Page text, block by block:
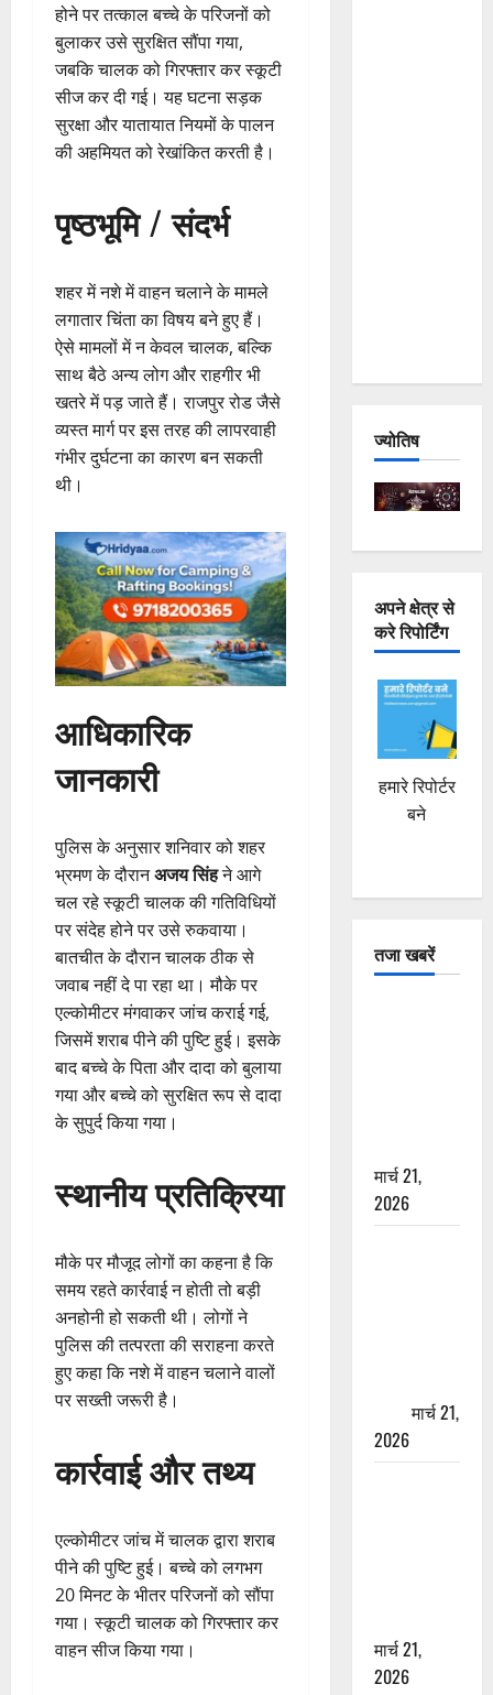
होने पर तत्काल बच्चे के परिजनों को
बुलाकर उसे सुरक्षित सौंपा गया,
जबकि चालक को गिरफ्तार कर स्कूटी
सीज कर दी गई। यह घटना सड़क
सुरक्षा और यातायात नियमों के पालन
की अहमियत को रेखांकित करती है।
पृष्ठभूमि / संदर्भ
शहर में नशे में वाहन चलाने के मामले
लगातार चिंता का विषय बने हुए हैं।
ऐसे मामलों में न केवल चालक, बल्कि
साथ बैठे अन्य लोग और राहगीर भी
खतरे में पड़ जाते हैं। राजपुर रोड जैसे
व्यस्त मार्ग पर इस तरह की लापरवाही
गंभीर दुर्घटना का कारण बन सकती
थी।
आधिकारिक
जानकारी
पुलिस के अनुसार शनिवार को शहर
भ्रमण के दौरानअजय सिंहने आगे
चल रहे स्कूटी चालक की गतिविधियों
पर संदेह होने पर उसे रुकवाया।
बातचीत के दौरान चालक ठीक से
जवाब नहीं दे पा रहा था। मौके पर
एल्कोमीटर मंगवाकर जांच कराई गई,
जिसमें शराब पीने की पुष्टि हुई। इसके
बाद बच्चे के पिता और दादा को बुलाया
गया और बच्चे को सुरक्षित रूप से दादा
के सुपुर्द किया गया।
स्थानीय प्रतिक्रिया
मौके पर मौजूद लोगों का कहना है कि
समय रहते कार्रवाई न होती तो बड़ी
अनहोनी हो सकती थी। लोगों ने
पुलिस की तत्परता की सराहना करते
हुए कहा कि नशे में वाहन चलाने वालों
पर सख्ती जरूरी है।
कार्रवाई और तथ्य
एल्कोमीटर जांच में चालक द्वारा शराब
पीने की पुष्टि हुई। बच्चे को लगभग
20 मिनट के भीतर परिजनों को सौंपा
गया। स्कूटी चालक को गिरफ्तार कर
वाहन सीज किया गया।
ज्योतिष
अपने क्षेत्र से
करे रिपोर्टिंग
हमारे रिपोर्टर
बने
तजा खबरें
मार्च 21,
2026
मार्च 21,
2026
मार्च 21,
2026